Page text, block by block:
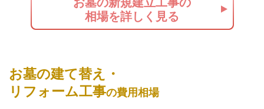
相場を詳しく見る
お墓の建て替え・
リフォーム工事の費用相場